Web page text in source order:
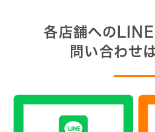
各店舗への
問い合わせ